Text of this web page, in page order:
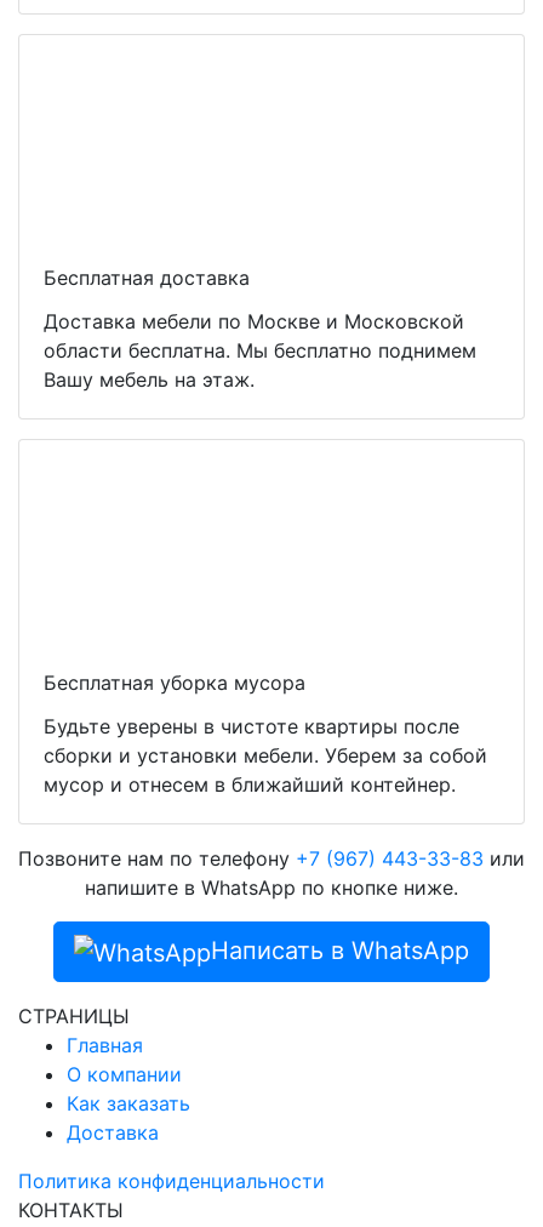
Бесплатная доставка
Доставка мебели по Москве и Московской
области бесплатна. Мы бесплатно поднимем
Вашу мебель на этаж.
Бесплатная уборка мусора
Будьте уверены в чистоте квартиры после
сборки и установки мебели. Уберем за собой
мусор и отнесем в ближайший контейнер.
Позвоните нам по телефону +7 (967) 443-33-83 или
напишите в WhatsApp по кнопке ниже.
Написать в WhatsApp
СТРАНИЦЫ
Главная
О компании
Как заказать
Доставка
Политика конфиденциальности
КОНТАКТЫ